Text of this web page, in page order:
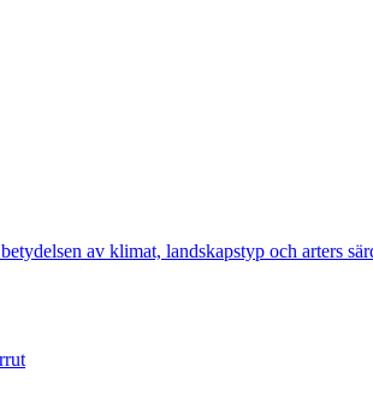
av klimat, landskapstyp och arters